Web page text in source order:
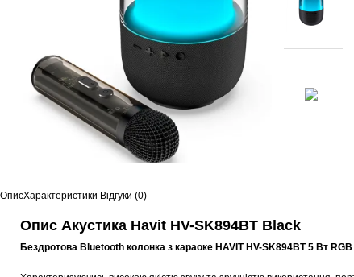
ОписХарактеристики Відгуки (0)
Опис Акустика Havit HV-SK894BT Black
Бездротова Bluetooth колонка з караоке HAVIT HV-SK894BT 5 Вт